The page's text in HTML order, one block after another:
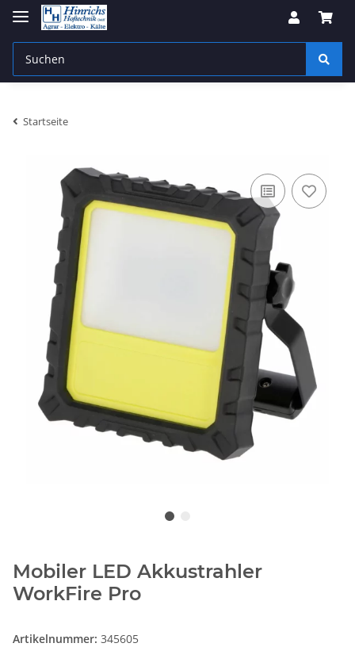
Startseite
Mobiler LED Akkustrahler
WorkFire Pro
Artikelnummer: 345605